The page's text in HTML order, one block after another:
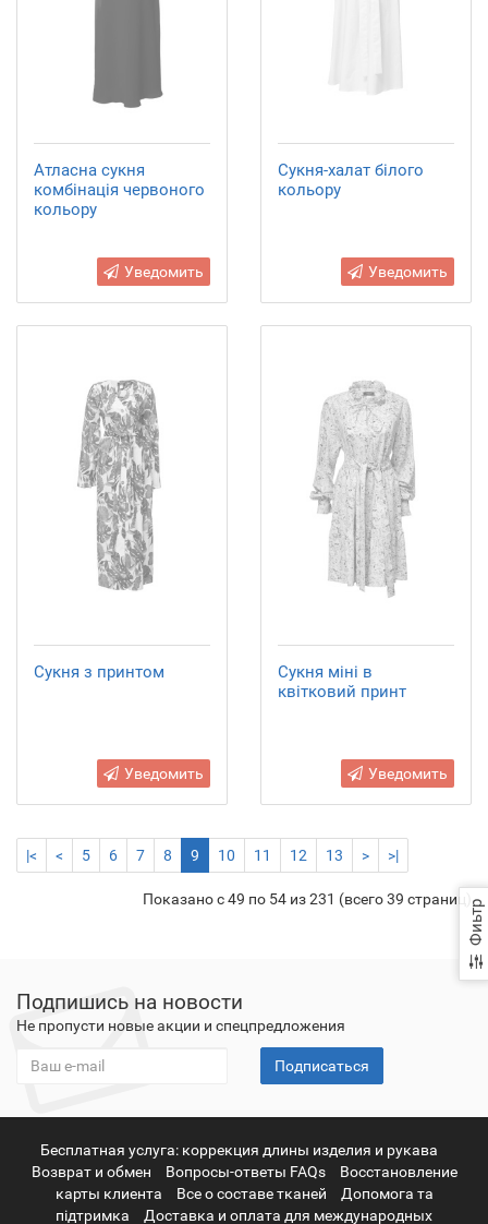
Фиьтр
Атласна сукня
комбінація червоного
кольору
Уведомить
Сукня-халат білого
кольору
Уведомить
Сукня з принтом
Уведомить
Сукня міні в
квітковий принт
Уведомить
|< < 5 6 7 8 9 10 11 12 13 > >|
Показано с 49 по 54 из 231 (всего 39 страниц)
Подпишись на новости
Не пропусти новые акции и спецпредложения
Подписаться
Бесплатная услуга: коррекция длины изделия и рукава
Возврат и обмен
Вопросы-ответы FAQs
Восстановление
карты клиента
Все о составе тканей
Допомога та
підтримка
Доставка и оплата для международных